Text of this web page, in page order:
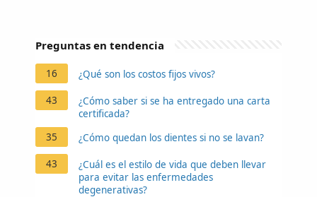
Preguntas en tendencia
16 ¿Qué son los costos fijos vivos?
43
¿Cómo saber si se ha entregado una carta
certificada?
35
¿Cómo quedan los dientes si no se lavan?
43
¿Cuál es el estilo de vida que deben llevar
para evitar las enfermedades
degenerativas?